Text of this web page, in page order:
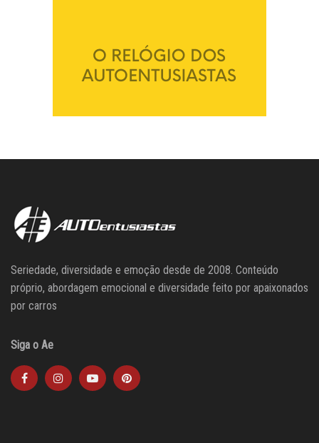
Seriedade, diversidade e emoção desde de 2008. Conteúdo
próprio, abordagem emocional e diversidade feito por apaixonados
por carros
Siga o Ae